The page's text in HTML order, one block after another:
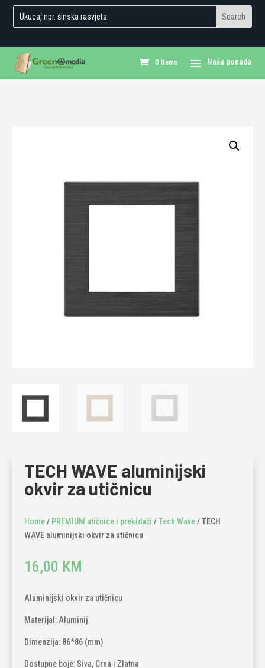
0 Items
TECH WAVE aluminijski
okvir za utičnicu
Home/ PREMIUM utičnice i prekidači /Tech Wave/ TECH
WAVE aluminijski okvir za utičnicu
16,00 KM
Aluminijski okvir za utičnicu
Materijal: Aluminij
Dimenzija: 86*86 (mm)
Dostupne boje: Siva, Crna i Zlatna